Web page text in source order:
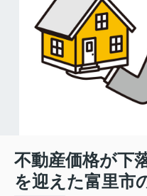
不動産価格が下
を迎えた富里市